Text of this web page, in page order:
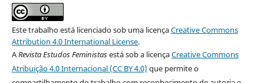
Este trabalho está licenciado sob uma licençaCreative Commons
Attribution 4.0 International License.
ARevista Estudos Feministasestá sob a licençaCreative Commons
Atribuição 4.0 Internacional (CC BY 4.0) que permite o